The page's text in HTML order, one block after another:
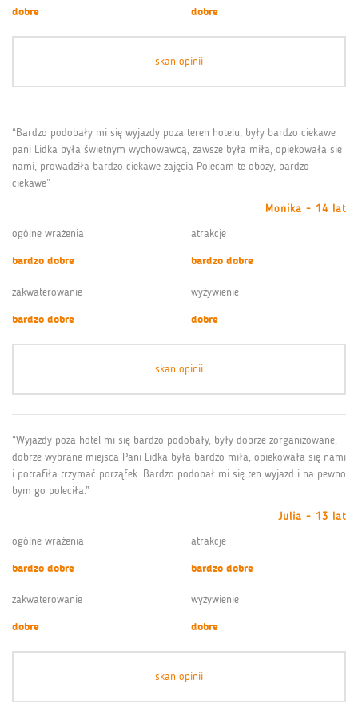
dobre
dobre
skan opinii
“Bardzo podobały mi się wyjazdy poza teren hotelu, były bardzo ciekawe
pani Lidka była świetnym wychowawcą, zawsze była miła, opiekowała się
nami, prowadziła bardzo ciekawe zajęcia Polecam te obozy, bardzo
ciekawe”
Monika - 14 lat
ogólne wrażenia
bardzo dobre
atrakcje
bardzo dobre
zakwaterowanie
bardzo dobre
wyżywienie
dobre
skan opinii
“Wyjazdy poza hotel mi się bardzo podobały, były dobrze zorganizowane,
dobrze wybrane miejsca Pani Lidka była bardzo miła, opiekowała się nami
i potrafiła trzymać porząfek. Bardzo podobał mi się ten wyjazd i na pewno
bym go poleciła.”
Julia - 13 lat
ogólne wrażenia
bardzo dobre
atrakcje
bardzo dobre
zakwaterowanie
dobre
wyżywienie
dobre
skan opinii